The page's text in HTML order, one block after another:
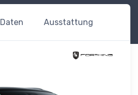
Daten Ausstattung